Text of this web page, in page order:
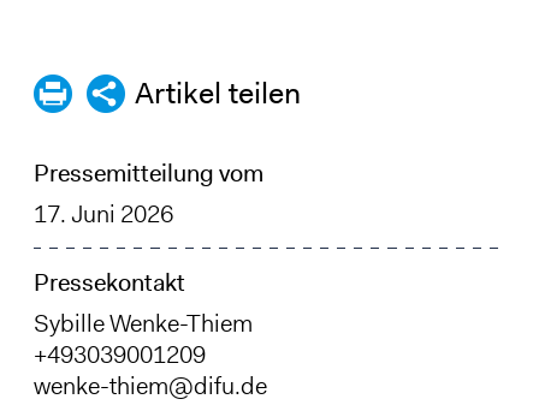
Artikel teilen
Pressemitteilung vom
17. Juni 2026
Pressekontakt
Sybille Wenke-Thiem
+493039001209
wenke-thiem@difu.de